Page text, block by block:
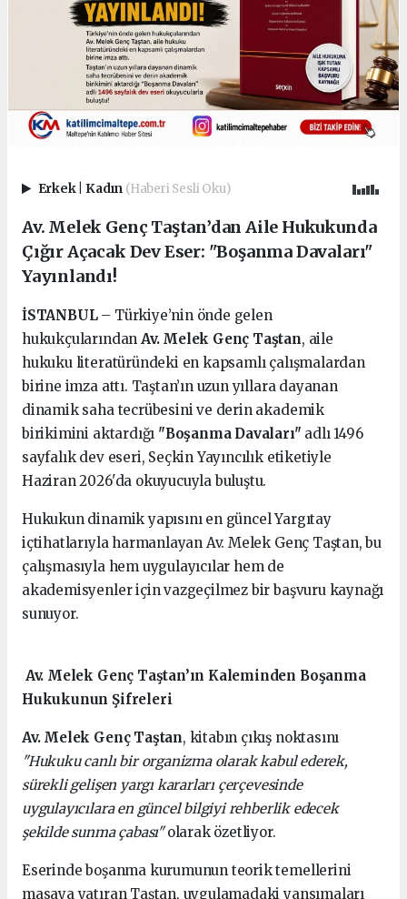
Erkek Kadın (Haberi Sesli Oku)
Av. Melek Genç Taştan’dan Aile Hukukunda
Çığır Açacak Dev Eser: "Boşanma Davaları"
Yayınlandı!
İSTANBUL– Türkiye’nin önde gelen
hukukçularından Av. Melek Genç Taştan, aile
hukuku literatüründeki en kapsamlı çalışmalardan
birine imza attı. Taştan’ın uzun yıllara dayanan
dinamik saha tecrübesini ve derin akademik
birikimini aktardığı "Boşanma Davaları" adlı 1496
sayfalık dev eseri, Seçkin Yayıncılık etiketiyle
Haziran 2026'da okuyucuyla buluştu.
Hukukun dinamik yapısını en güncel Yargıtay
içtihatlarıyla harmanlayan Av. Melek Genç Taştan, bu
çalışmasıyla hem uygulayıcılar hem de
akademisyenler için vazgeçilmez bir başvuru kaynağı
sunuyor.
Av. Melek Genç Taştan’ın Kaleminden Boşanma
Hukukunun Şifreleri
Av. Melek Genç Taştan, kitabın çıkış noktasını
"Hukuku canlı bir organizma olarak kabul ederek,
sürekli gelişen yargı kararları çerçevesinde
uygulayıcılara en güncel bilgiyi rehberlik edecek
şekilde sunma çabası"olarak özetliyor.
Eserinde boşanma kurumunun teorik temellerini
masaya yatıran Taştan, uygulamadaki yansımaları